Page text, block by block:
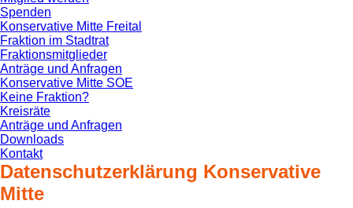
Spenden
Konservative Mitte Freital
Fraktion im Stadtrat
Fraktionsmitglieder
Anträge und Anfragen
Konservative Mitte SOE
Keine Fraktion?
Kreisräte
Anträge und Anfragen
Downloads
Kontakt
Datenschutzerklärung Konservative
Mitte